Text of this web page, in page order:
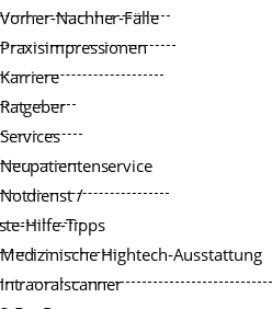
Vorher-Nachher-Fälle
Praxisimpressionen
Karriere
Ratgeber
Services
Neupatientenservice
Notdienst /
Hilfe-Tipps
Medizinische Hightech-Ausstattung
Intraoralscanner
tun bei abgeschlagenem
Es trifft uns immer
oder sind beim Sport und
der die Zähne betrifft. In
schnell zu
Hilfe zu leisten. Eine der
ist die Fraktur eines Zahns.